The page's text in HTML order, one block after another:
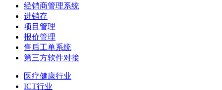
经销商管理系统
进销存
项目管理
报价管理
售后工单系统
第三方软件对接
医疗健康行业
ICT行业